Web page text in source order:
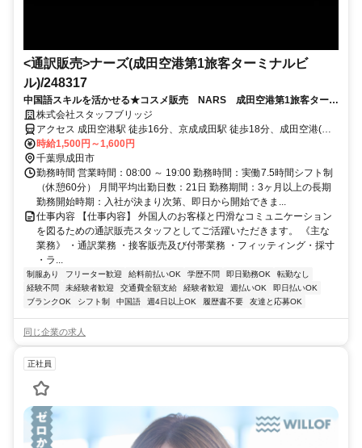
<通訳販売>ナーズ(成田空港第1旅客ターミナルビ
ル)/248317
中国語スキルを活かせる★コスメ販売 NARS 成田空港第1旅客ターミ
ナルビル（制服貸与）
株式会社スタッフブリッジ
アクセス 成田空港駅 徒歩16分、京成成田駅 徒歩18分、成田空港(空
港第２ビル)駅
時給1,500円～1,600円
千葉県成田市
勤務時間 営業時間：08:00 ～ 19:00 勤務時間：実働7.5時間シフト制
（休憩60分） 月間平均出勤日数：21日 勤務期間：3ヶ月以上の長期
勤務開始時期：入社が決まり次第、即日から開始できま...
仕事内容 【仕事内容】 外国人のお客様と円滑なコミュニケーション
を図るための通訳販売スタッフとしてご活躍いただきます。 《主な
業務》 ・通訳業務 ・接客販売及び付帯業務 ・フィッティング・採寸
・ラ...
制服あり フリーター歓迎 給料前払いOK 学歴不問 即日勤務OK
転勤なし
経験不問
未経験者歓迎 交通費全額支給 経験者歓迎 週払いOK
即日払いOK
ブランクOK
シフト制 中国語 週4日以上OK 履歴書不要 友達と応募OK
同じ企業の求人
正社員